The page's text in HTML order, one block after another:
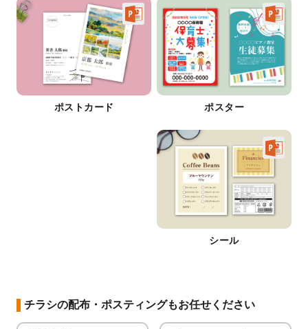
ポストカード ポスター
シール
チラシの配布・ポスティングもお任せください